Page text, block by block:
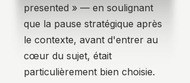
presented » — en soulignant
que la pause stratégique après
le contexte, avant d'entrer au
cœur du sujet, était
particulièrement bien choisie.